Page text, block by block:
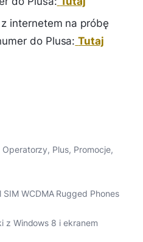
internetem na próbę
do Plusa: Tutaj
Operatorzy, Plus, Promocje,
WCDMA Rugged Phones
z Windows 8 i ekranem